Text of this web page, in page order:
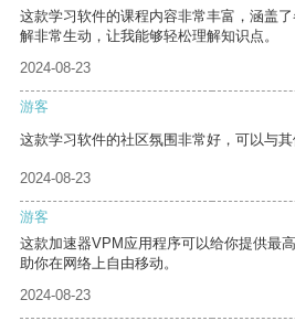
这款学习软件的课程内容非常丰富，涵盖
解非常生动，让我能够轻松理解知识点。
2024-08-23
游客
这款学习软件的社区氛围非常好，可以与其
2024-08-23
游客
这款加速器VPM应用程序可以给你提供最
助你在网络上自由移动。
2024-08-23